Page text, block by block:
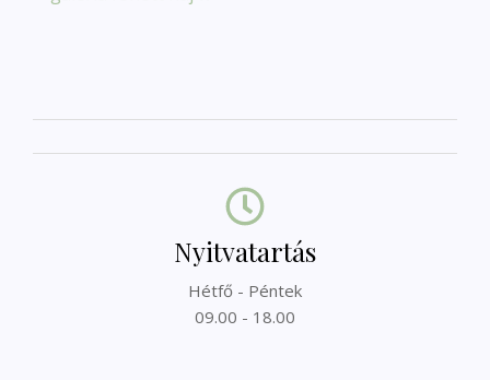
Nyitvatartás
Hétfő - Péntek
09.00 - 18.00